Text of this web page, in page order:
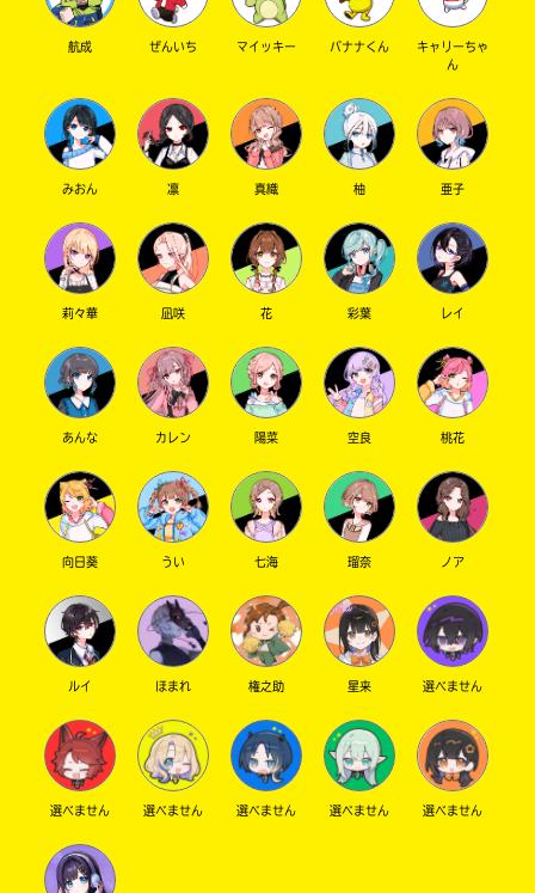
航成 ぜんいち マイッキー バナナくん
キャリーちゃ
ん
みおん 凛 真織 柚 亜子
莉々華 凪咲 花 彩葉 レイ
あんな カレン 陽菜 空良 桃花
向日葵 うい 七海 瑠奈 ノア
ルイ ほまれ 権之助 星来 選べません
選べません 選べません 選べません 選べません 選べません